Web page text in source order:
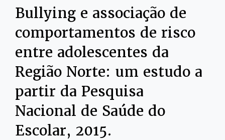
Bullying e associação de
comportamentos de risco
entre adolescentes da
Região Norte: um estudo a
partir da Pesquisa
Nacional de Saúde do
Escolar, 2015.